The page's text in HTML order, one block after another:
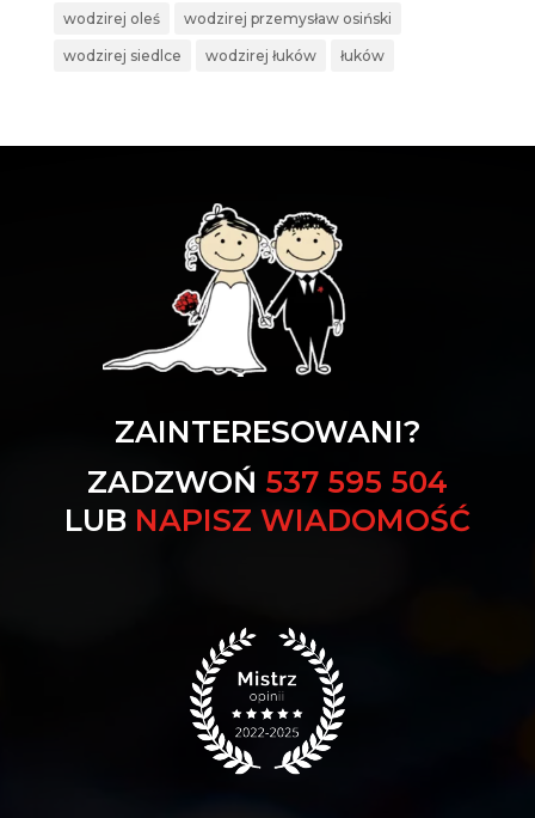
wodzirej oleś wodzirej przemysław osiński
wodzirej siedlce wodzirej łuków łuków
ZAINTERESOWANI?
ZADZWOŃ 537 595 504
LUB NAPISZ WIADOMOŚĆ